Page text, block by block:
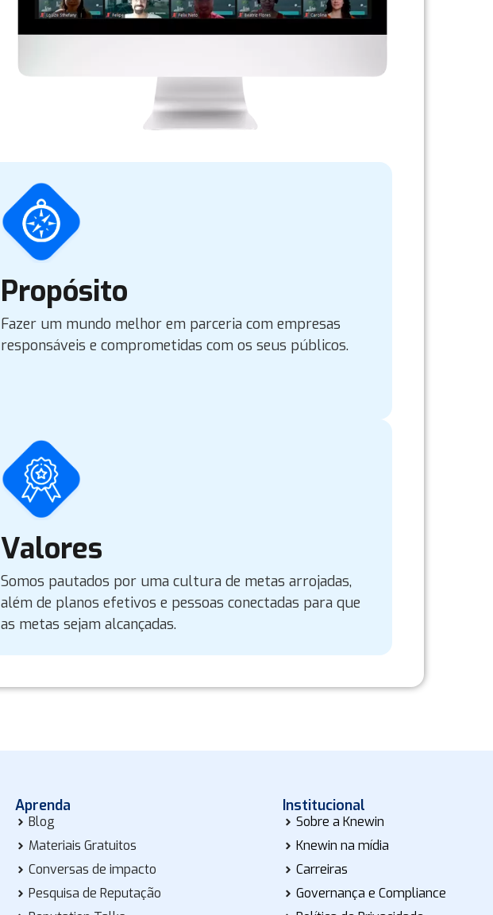
Propósito
Fazer um mundo melhor em parceria com empresas
responsáveis e comprometidas com os seus públicos.
Valores
Somos pautados por uma cultura de metas arrojadas,
além de planos efetivos e pessoas conectadas para que
as metas sejam alcançadas.
Aprenda
Blog
Materiais Gratuitos
Conversas de impacto
Pesquisa de Reputação
Institucional
Sobre a Knewin
Knewin na mídia
Carreiras
Governança e Compliance